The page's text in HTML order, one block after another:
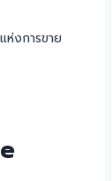
ห่งการขาย